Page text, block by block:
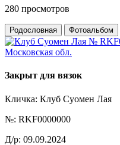
280 просмотров
Родословная Фотоальбом
Закрыт для вязок
Кличка: Клуб Суомен Лая
№: RKF0000000
Д/р: 09.09.2024